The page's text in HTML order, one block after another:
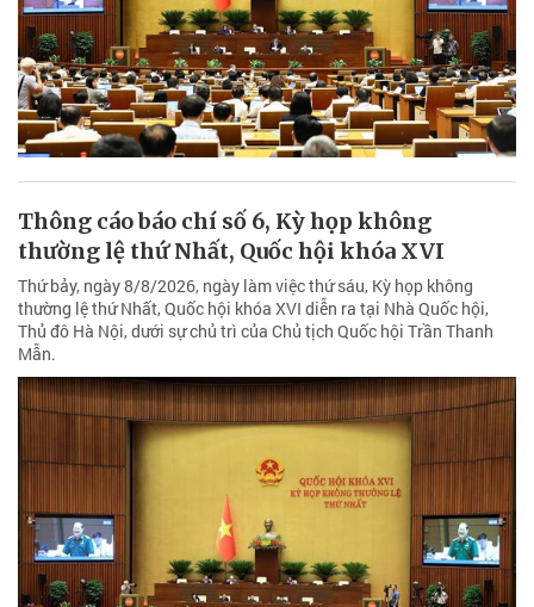
Thông cáo báo chí số 6, Kỳ họp không
thường lệ thứ Nhất, Quốc hội khóa XVI
Thứ bảy, ngày 8/8/2026, ngày làm việc thứ sáu, Kỳ họp không
thường lệ thứ Nhất, Quốc hội khóa XVI diễn ra tại Nhà Quốc hội,
Thủ đô Hà Nội, dưới sự chủ trì của Chủ tịch Quốc hội Trần Thanh
Mẫn.